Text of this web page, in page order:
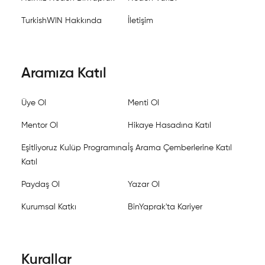
TurkishWIN Hakkında İletişim
Aramıza Katıl
Üye Ol Menti Ol
Mentor Ol Hikaye Hasadına Katıl
Eşitliyoruz Kulüp Programına
Katıl
İş Arama Çemberlerine Katıl
Paydaş Ol Yazar Ol
Kurumsal Katkı BinYaprak'ta Kariyer
Kurallar